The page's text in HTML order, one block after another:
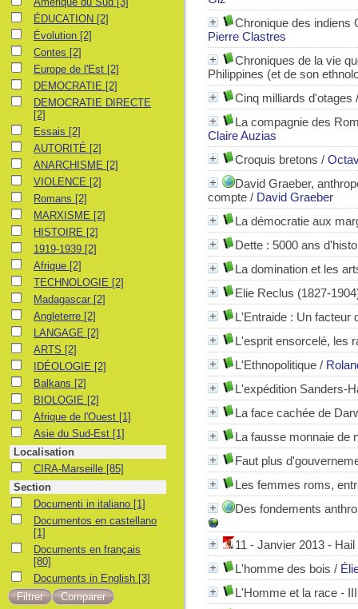
Chronique des indiens
Pierre Clastres
Chroniques de la vie
Philippines (et de son
Cinq milliards d'otages
La compagnie des
Claire Auzias
Croquis bretons /
David Graeber,
compte / David Graeber
La démocratie aux
Dette : 5000 ans
La domination et les
Elie Reclus (1827-
L'Entraide : Un facteur
L'esprit ensorcelé, les
L'Ethnopolitique /
L'expédition Sanders-
La face cachée de
La fausse monnaie de
Faut plus
Les femmes roms,
Des fondements
11 - Janvier 2013 - Hail
L'homme des bois /
L'Homme et la race -
ÉDUCATION
ÉDUCATION [2]
ÉvolutionÉvolution [2]
ContesContes [2]
Europe de l'Est
Europe de l'Est [2]
DEMOCRATIE
DEMOCRATIE [2]
DEMOCRATIE DIRECTE
DEMOCRATIE DIRECTE
[2]
EssaisEssais [2]
AUTORITÉ
AUTORITÉ [2]
ANARCHISME
ANARCHISME [2]
VIOLENCE
VIOLENCE [2]
RomansRomans [2]
MARXISME
MARXISME [2]
HISTOIRE
HISTOIRE [2]
1919-19391919-1939 [2]
AfriqueAfrique [2]
TECHNOLOGIE
TECHNOLOGIE [2]
Madagascar
Madagascar [2]
AngleterreAngleterre [2]
LANGAGE
LANGAGE [2]
ARTSARTS [2]
IDÉOLOGIE
IDÉOLOGIE [2]
BalkansBalkans [2]
BIOLOGIE
BIOLOGIE [2]
Afrique de l'Ouest
Afrique de l'Ouest [1]
Asie du Sud-Est
Asie du Sud-Est [1]
Localisation
CIRA-Marseille
CIRA-Marseille [85]
Section
Documenti in italiano
Documenti in italiano [1]
Documentos en castellano
Documentos en castellano
[1]
Documents en français
Documents en français
[80]
Documents in English
Documents in English [3]